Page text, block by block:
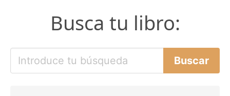
Busca tu libro: